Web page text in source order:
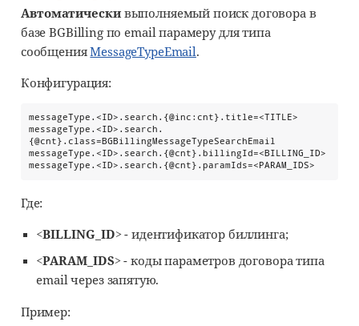
Автоматическивыполняемый поиск договора в
базе BGBilling по email парамеру для типа
сообщенияMessageTypeEmail.
Конфигурация:
messageType.<ID>.search.{@inc:cnt}.title=<TITLE>
messageType.<ID>.search.
{@cnt}.class=BGBillingMessageTypeSearchEmail
messageType.<ID>.search.{@cnt}.billingId=<BILLING_ID>
messageType.<ID>.search.{@cnt}.paramIds=<PARAM_IDS>
Где:
<BILLING_ID>- идентификатор биллинга;
<PARAM_IDS>- коды параметров договора типа
email через запятую.
Пример: